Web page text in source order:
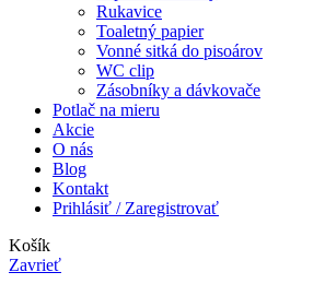
Rukavice
Toaletný papier
Vonné sitká do pisoárov
WC clip
Zásobníky a dávkovače
Potlač na mieru
Akcie
O nás
Blog
Kontakt
Prihlásiť / Zaregistrovať
Košík
Zavrieť